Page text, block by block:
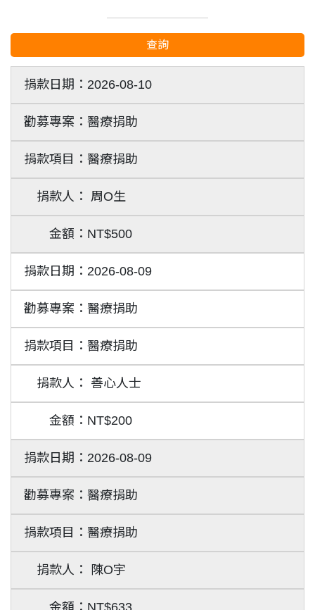
查詢
2026-08-10
醫療捐助
醫療捐助
周O生
NT$500
2026-08-09
醫療捐助
醫療捐助
善心人士
NT$200
2026-08-09
醫療捐助
醫療捐助
陳O宇
NT$633